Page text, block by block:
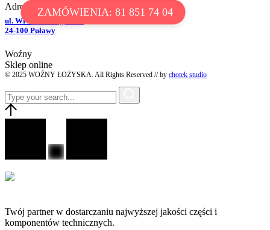
ZAMÓWIENIA: 81 851 74 04
Adres
ul. Wróblewskiego 16D
24-100 Puławy
Woźny
Sklep online
© 2025 WOŹNY ŁOŻYSKA. All Rights Reserved // by chotek studio
Twój partner w dostarczaniu najwyższej jakości części i
komponentów technicznych.